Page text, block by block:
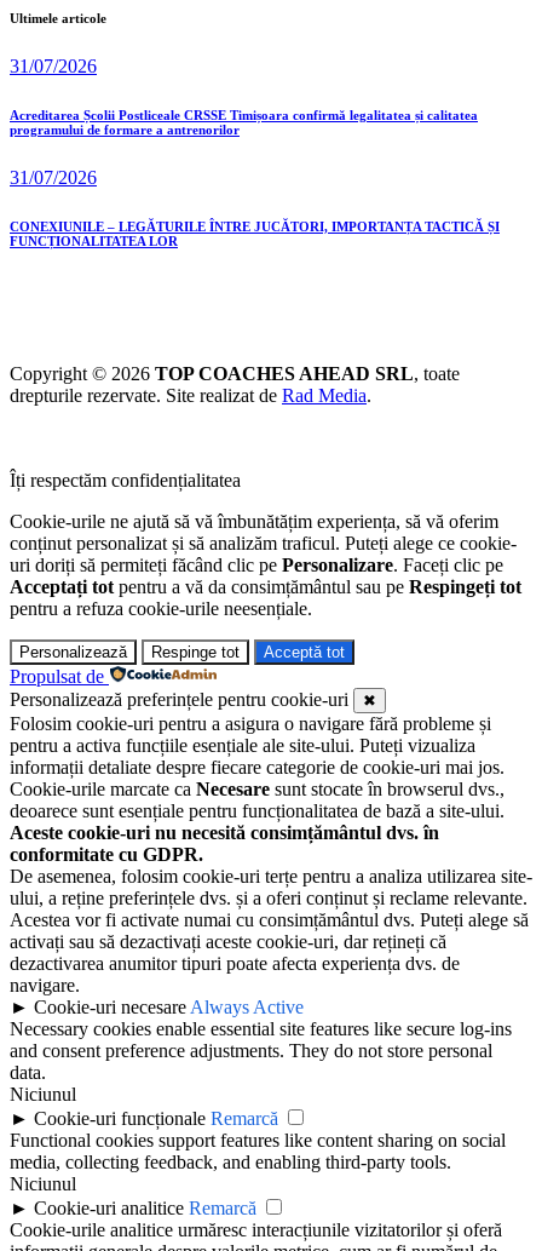
Ultimele articole
31/07/2026
Acreditarea Școlii Postliceale CRSSE Timișoara confirmă legalitatea și calitatea
programului de formare a antrenorilor
31/07/2026
CONEXIUNILE – LEGĂTURILE ÎNTRE JUCĂTORI, IMPORTANȚA TACTICĂ ȘI
FUNCȚIONALITATEA LOR
Copyright © 2026 TOP COACHES AHEAD SRL, toate
drepturile rezervate. Site realizat de Rad Media.
Îți respectăm confidențialitatea
Cookie-urile ne ajută să vă îmbunătățim experiența, să vă oferim
conținut personalizat și să analizăm traficul. Puteți alege ce cookie-
uri doriți să permiteți făcând clic pe Personalizare. Faceți clic pe
Acceptați tot pentru a vă da consimțământul sau pe Respingeți tot
pentru a refuza cookie-urile neesențiale.
Personalizează Respinge tot Acceptă tot
Propulsat de
Personalizează preferințele pentru cookie-uri
✖
Folosim cookie-uri pentru a asigura o navigare fără probleme și
pentru a activa funcțiile esențiale ale site-ului. Puteți vizualiza
informații detaliate despre fiecare categorie de cookie-uri mai jos.
Cookie-urile marcate ca Necesare sunt stocate în browserul dvs.,
deoarece sunt esențiale pentru funcționalitatea de bază a site-ului.
Aceste cookie-uri nu necesită consimțământul dvs. în
conformitate cu GDPR.
De asemenea, folosim cookie-uri terțe pentru a analiza utilizarea site-
ului, a reține preferințele dvs. și a oferi conținut și reclame relevante.
Acestea vor fi activate numai cu consimțământul dvs. Puteți alege să
activați sau să dezactivați aceste cookie-uri, dar rețineți că
dezactivarea anumitor tipuri poate afecta experiența dvs. de
navigare.
► Cookie-uri necesare Always Active
Necessary cookies enable essential site features like secure log-ins
and consent preference adjustments. They do not store personal
data.
Niciunul
► Cookie-uri funcționale Remarcă
Functional cookies support features like content sharing on social
media, collecting feedback, and enabling third-party tools.
Niciunul
► Cookie-uri analitice Remarcă
Cookie-urile analitice urmăresc interacțiunile vizitatorilor și oferă